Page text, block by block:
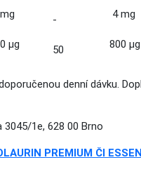
- 4 mg
μg 50 800 μg
denní dávku.
3045/1e, 628 00 Brno
PREMIUM ČI